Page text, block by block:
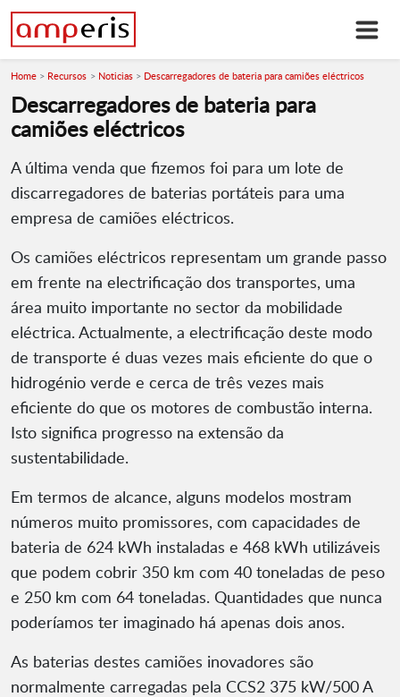
Home Recursos Noticias Descarregadores de bateria para camiões eléctricos
Descarregadores de bateria para
camiões eléctricos
A última venda que fizemos foi para um lote de
discarregadores de baterias portáteis para uma
empresa de camiões eléctricos.
Os camiões eléctricos representam um grande passo
em frente na electrificação dos transportes, uma
área muito importante no sector da mobilidade
eléctrica. Actualmente, a electrificação deste modo
de transporte é duas vezes mais eficiente do que o
hidrogénio verde e cerca de três vezes mais
eficiente do que os motores de combustão interna.
Isto significa progresso na extensão da
sustentabilidade.
Em termos de alcance, alguns modelos mostram
números muito promissores, com capacidades de
bateria de 624 kWh instaladas e 468 kWh utilizáveis
que podem cobrir 350 km com 40 toneladas de peso
e 250 km com 64 toneladas. Quantidades que nunca
poderíamos ter imaginado há apenas dois anos.
As baterias destes camiões inovadores são
normalmente carregadas pela CCS2 375 kW/500 A